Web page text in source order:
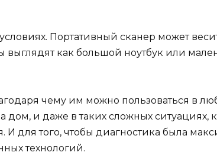
Портативный сканер может
как большой ноутбук или
чему им можно пользоваться в
и даже в таких сложных ситуациях,
для того, чтобы диагностика была
технологий.